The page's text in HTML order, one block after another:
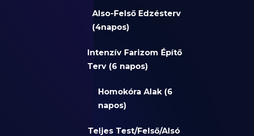
Also-Felső Edzésterv
(4napos)
Intenzív Farizom Építő
Terv (6 napos)
Homokóra Alak (6
napos)
Teljes Test/Felső/Alsó